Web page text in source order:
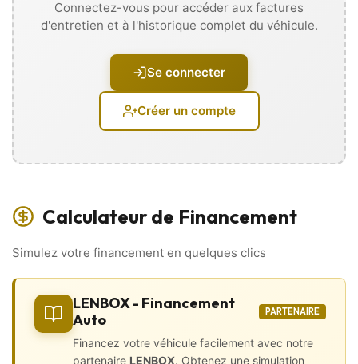
• 2 roues motrices
• Aide au stationnement AV/AR
• Caméra de recul
• Becquet
• Frein de parking automatique
• Jantes alu
• Lunette arrière dégivrante
• Peinture métallisée
• Projecteurs xénon
• Radar de recul
• Rétroviseurs électriques, dégivrants et rabattables
Intérieur
• Chargeur à induction
• CarPlay
• Virtual Cockpit
• 4 vitres électriques
• Accoudoirs central avant et arrière
• Baguettes de seuil de porte en alu
• Banquette 1/3 – 2/3
Connectez-vous pour accéder aux factures
d'entretien et à l'historique complet du véhicule.
Se connecter
Créer un compte
Calculateur de Financement
Simulez votre financement en quelques clics
LENBOX - Financement
Auto
PARTENAIRE
Financez votre véhicule facilement avec notre
partenaire LENBOX. Obtenez une simulation